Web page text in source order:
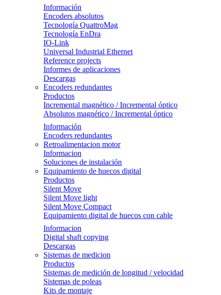
Información
Encoders absolutos
Tecnología QuattroMag
Tecnología EnDra
IO-Link
Universal Industrial Ethernet
Reference projects
Informes de aplicaciones
Descargas
Encoders redundantes
Productos
Incremental magnético / Incremental óptico
Absolutos magnético / Incremental óptico
Información
Encoders redundantes
Retroalimentacion motor
Informacion
Soluciones de instalación
Equipamiento de huecos digital
Productos
Silent Move
Silent Move light
Silent Move Compact
Equipamiento digital de huecos con cable
Informacion
Digital shaft copying
Descargas
Sistemas de medicion
Productos
Sistemas de medición de longitud / velocidad
Sistemas de poleas
Kits de montaje